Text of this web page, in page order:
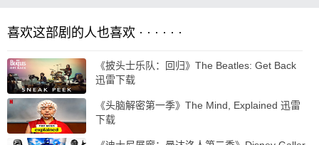
喜欢这部剧的人也喜欢 · · · · · ·
《披头士乐队：回归》The Beatles: Get Back
迅雷下载
《头脑解密第一季》The Mind, Explained 迅雷
下载